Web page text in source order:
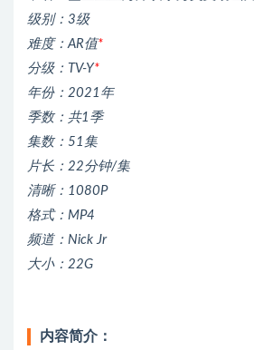
级别：3级
难度：AR值*
分级：TV-Y*
年份：2021年
季数：共1季
集数：51集
片长：22分钟/集
清晰：1080P
格式：MP4
频道：Nick Jr
大小：22G
内容简介：